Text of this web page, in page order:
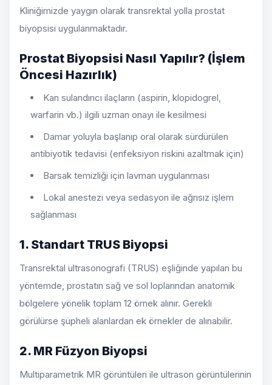
Kliniğimizde yaygın olarak transrektal yolla prostat
biyopsisi uygulanmaktadır.
Prostat Biyopsisi Nasıl Yapılır? (İşlem
Öncesi Hazırlık)
Kan sulandırıcı ilaçların (aspirin, klopidogrel,
warfarin vb.) ilgili uzman onayı ile kesilmesi
Damar yoluyla başlanıp oral olarak sürdürülen
antibiyotik tedavisi (enfeksiyon riskini azaltmak için)
Barsak temizliği için lavman uygulanması
Lokal anestezi veya sedasyon ile ağrısız işlem
sağlanması
1. Standart TRUS Biyopsi
Transrektal ultrasonografi (TRUS) eşliğinde yapılan bu
yöntemde, prostatın sağ ve sol loplarından anatomik
bölgelere yönelik toplam 12 örnek alınır. Gerekli
görülürse şüpheli alanlardan ek örnekler de alınabilir.
2. MR Füzyon Biyopsi
Multiparametrik MR görüntüleri ile ultrason görüntülerinin